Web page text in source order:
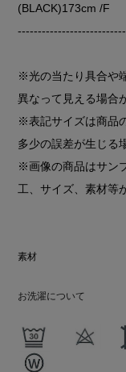
(BLACK)173cm /F
※光の当たり具合や
異なって見える場合
※表記サイズは商品
多少の誤差が生じる
※画像の商品はサン
工、サイズ、素材等
素材
お洗濯について